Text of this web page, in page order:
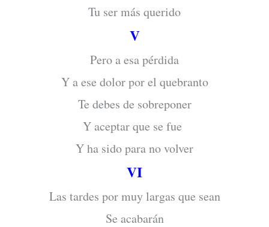
Tu ser más querido
V
Pero a esa pérdida
Y a ese dolor por el quebranto
Te debes de sobreponer
Y aceptar que se fue
Y ha sido para no volver
VI
Las tardes por muy largas que sean
Se acabarán